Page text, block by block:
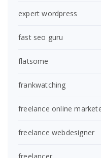
expert wordpress
fast seo guru
flatsome
frankwatching
freelance online
freelance webdesigner